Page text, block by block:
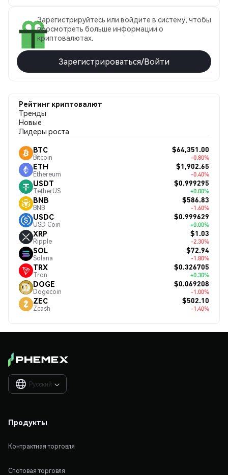
Зарегистрируйтесь или войдите в систему, чтобы
просмотреть больше информации о
криптовалютах.
Зарегистрироваться/Войти
Рейтинг криптовалют
Тренды
Новые
Лидеры роста
BTC
Bitcoin
$64,351.00
-0.80%
ETH
Ethereum
$1,902.65
-0.40%
USDT
TetherUS
$0.999295
+0.00%
BNB
BNB
$586.83
-1.60%
USDC
USD Coin
$0.999629
+0.00%
XRP
Ripple
$1.03
-2.30%
SOL
Solana
$72.94
-1.80%
TRX
Tron
$0.326705
+0.30%
DOGE
Dogecoin
$0.069208
-1.00%
ZEC
Zcash
$502.10
-1.40%
Русский 
Продукты
Контрактная торговля
Спотовая торговля